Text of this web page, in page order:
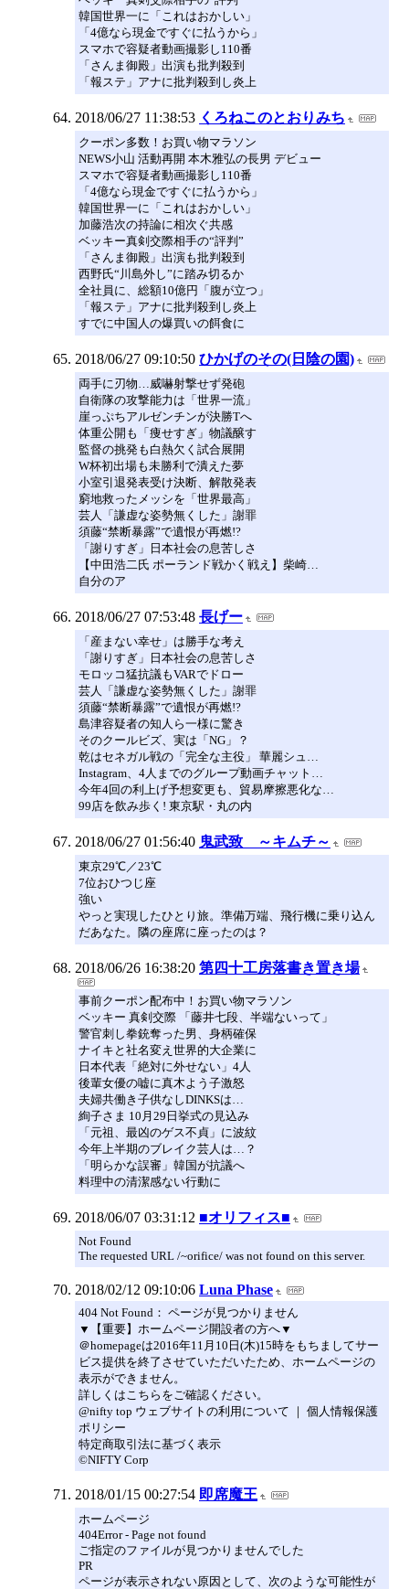
韓国世界一に「これはおかしい」
「4億なら現金ですぐに払うから」
スマホで容疑者動画撮影し110番
「さんま御殿」出演も批判殺到
「報ステ」アナに批判殺到し炎上
2018/06/27 11:38:53 くろねこのとおりみち
クーポン多数！お買い物マラソン
NEWS小山 活動再開 本木雅弘の長男 デビュー
スマホで容疑者動画撮影し110番
「4億なら現金ですぐに払うから」
韓国世界一に「これはおかしい」
加藤浩次の持論に相次ぐ共感
ベッキー真剣交際相手の“評判”
「さんま御殿」出演も批判殺到
西野氏“川島外し”に踏み切るか
全社員に、総額10億円「腹が立つ」
「報ステ」アナに批判殺到し炎上
すでに中国人の爆買いの餌食に
2018/06/27 09:10:50 ひかげのその(日陰の園)
両手に刃物…威嚇射撃せず発砲
自衛隊の攻撃能力は「世界一流」
崖っぷちアルゼンチンが決勝Tへ
体重公開も「痩せすぎ」物議醸す
監督の挑発も白熱欠く試合展開
W杯初出場も未勝利で潰えた夢
小室引退発表受け決断、解散発表
窮地救ったメッシを「世界最高」
芸人「謙虚な姿勢無くした」謝罪
須藤“禁断暴露”で遺恨が再燃!?
「謝りすぎ」日本社会の息苦しさ
【中田浩二氏 ポーランド戦かく戦え】柴崎…
自分のア
2018/06/27 07:53:48 長げー
「産まない幸せ」は勝手な考え
「謝りすぎ」日本社会の息苦しさ
モロッコ猛抗議もVARでドロー
芸人「謙虚な姿勢無くした」謝罪
須藤“禁断暴露”で遺恨が再燃!?
島津容疑者の知人ら一様に驚き
そのクールビズ、実は「NG」？
乾はセネガル戦の「完全な主役」 華麗シュ…
Instagram、4人までのグループ動画チャット…
今年4回の利上げ予想変更も、貿易摩擦悪化な…
99店を飲み歩く! 東京駅・丸の内
2018/06/27 01:56:40 鬼武致 ～キムチ～
東京29℃／23℃
7位おひつじ座
強い
やっと実現したひとり旅。準備万端、飛行機に乗り込ん
だあなた。隣の座席に座ったのは？
2018/06/26 16:38:20 第四十工房落書き置き場
事前クーポン配布中！お買い物マラソン
ベッキー 真剣交際 「藤井七段、半端ないって」
警官刺し拳銃奪った男、身柄確保
ナイキと社名変え世界的大企業に
日本代表「絶対に外せない」4人
後輩女優の嘘に真木よう子激怒
夫婦共働き子供なしDINKSは…
絢子さま 10月29日挙式の見込み
「元祖、最凶のゲス不貞」に波紋
今年上半期のブレイク芸人は…？
「明らかな誤審」韓国が抗議へ
料理中の清潔感ない行動に
2018/06/07 03:31:12 ■オリフィス■
Not Found
The requested URL /~orifice/ was not found on this server.
2018/02/12 09:10:06 Luna Phase
404 Not Found： ページが見つかりません
▼【重要】ホームページ開設者の方へ▼
＠homepageは2016年11月10日(木)15時をもちましてサー
ビス提供を終了させていただいたため、ホームページの
表示ができません。
詳しくはこちらをご確認ください。
@nifty top ウェブサイトの利用について ｜ 個人情報保護
ポリシー
特定商取引法に基づく表示
©NIFTY Corp
2018/01/15 00:27:54 即席魔王
ホームページ
404Error - Page not found
ご指定のファイルが見つかりませんでした
PR
ページが表示されない原因として、次のような可能性が